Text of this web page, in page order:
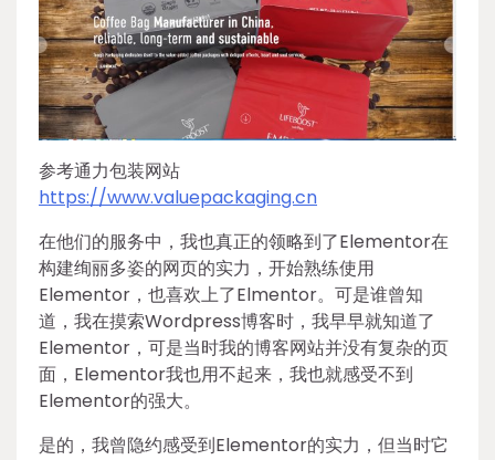
参考通力包装网站
https://www.valuepackaging.cn
在他们的服务中，我也真正的领略到了Elementor在
构建绚丽多姿的网页的实力，开始熟练使用
Elementor，也喜欢上了Elmentor。可是谁曾知
道，我在摸索Wordpress博客时，我早早就知道了
Elementor，可是当时我的博客网站并没有复杂的页
面，Elementor我也用不起来，我也就感受不到
Elementor的强大。
是的，我曾隐约感受到Elementor的实力，但当时它